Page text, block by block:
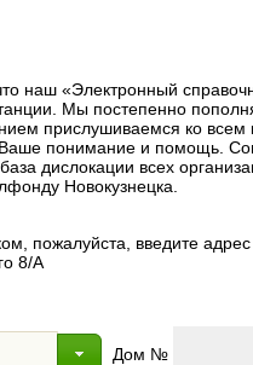
наш «Электронный
Мы постепенно
прислушиваемся ко всем
понимание и помощь.
дислокации всех
Новокузнецка.
пожалуйста, введите
8/А
Дом №